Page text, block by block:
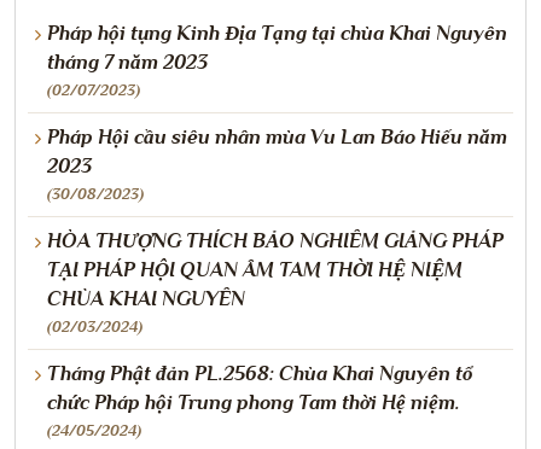
Pháp hội tụng Kinh Địa Tạng tại chùa Khai Nguyên
tháng 7 năm 2023
(02/07/2023)
Pháp Hội cầu siêu nhân mùa Vu Lan Báo Hiếu năm
2023
(30/08/2023)
HÒA THƯỢNG THÍCH BẢO NGHIÊM GIẢNG PHÁP
TẠI PHÁP HỘI QUAN ÂM TAM THỜI HỆ NIỆM
CHÙA KHAI NGUYÊN
(02/03/2024)
Tháng Phật đản PL.2568: Chùa Khai Nguyên tổ
chức Pháp hội Trung phong Tam thời Hệ niệm.
(24/05/2024)